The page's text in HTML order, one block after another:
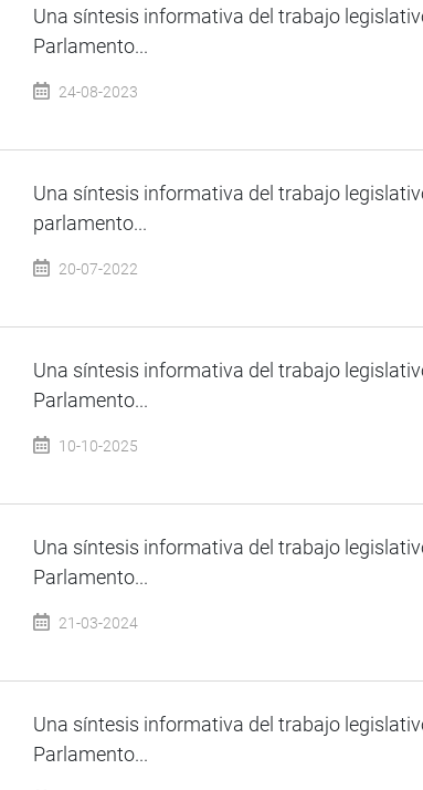
Una síntesis informativa del trabajo
Parlamento...
24-08-2023
Una síntesis informativa del trabajo
parlamento...
20-07-2022
Una síntesis informativa del trabajo
Parlamento...
10-10-2025
Una síntesis informativa del trabajo
Parlamento...
21-03-2024
Una síntesis informativa del trabajo
Parlamento...